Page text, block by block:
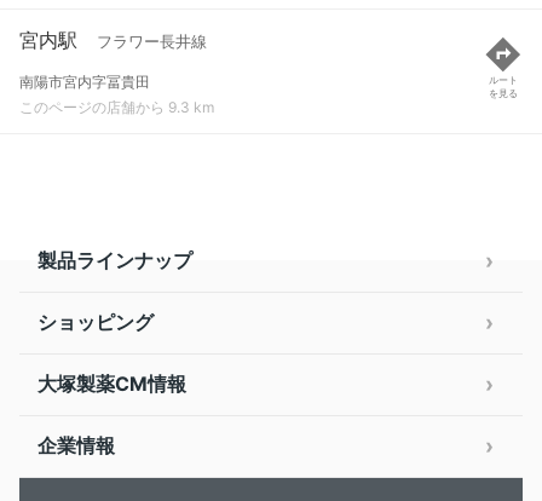
宮内駅 フラワー長井線
南陽市宮内字冨貴田
このページの店舗から 9.3 km
ルート
を見る
製品ラインナップ
ショッピング
大塚製薬CM情報
企業情報